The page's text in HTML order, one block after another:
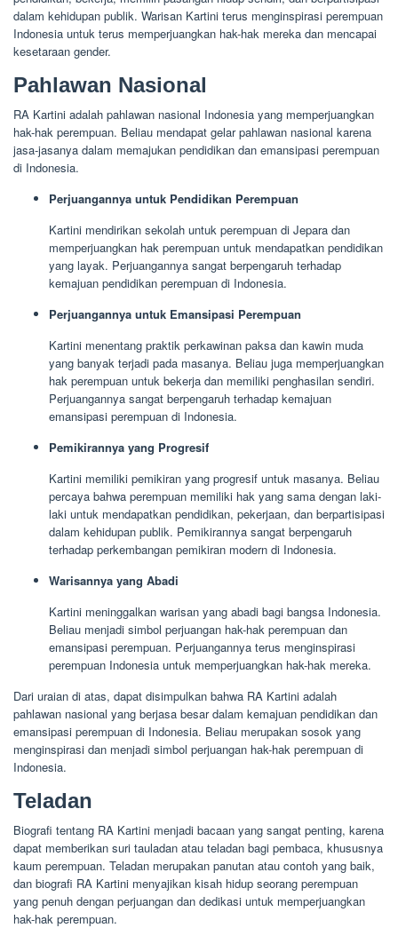
dalam kehidupan publik. Warisan Kartini terus menginspirasi perempuan
Indonesia untuk terus memperjuangkan hak-hak mereka dan mencapai
kesetaraan gender.
Pahlawan Nasional
RA Kartini adalah pahlawan nasional Indonesia yang memperjuangkan
hak-hak perempuan. Beliau mendapat gelar pahlawan nasional karena
jasa-jasanya dalam memajukan pendidikan dan emansipasi perempuan
di Indonesia.
Perjuangannya untuk Pendidikan Perempuan
Kartini mendirikan sekolah untuk perempuan di Jepara dan
memperjuangkan hak perempuan untuk mendapatkan pendidikan
yang layak. Perjuangannya sangat berpengaruh terhadap
kemajuan pendidikan perempuan di Indonesia.
Perjuangannya untuk Emansipasi Perempuan
Kartini menentang praktik perkawinan paksa dan kawin muda
yang banyak terjadi pada masanya. Beliau juga memperjuangkan
hak perempuan untuk bekerja dan memiliki penghasilan sendiri.
Perjuangannya sangat berpengaruh terhadap kemajuan
emansipasi perempuan di Indonesia.
Pemikirannya yang Progresif
Kartini memiliki pemikiran yang progresif untuk masanya. Beliau
percaya bahwa perempuan memiliki hak yang sama dengan laki-
laki untuk mendapatkan pendidikan, pekerjaan, dan berpartisipasi
dalam kehidupan publik. Pemikirannya sangat berpengaruh
terhadap perkembangan pemikiran modern di Indonesia.
Warisannya yang Abadi
Kartini meninggalkan warisan yang abadi bagi bangsa Indonesia.
Beliau menjadi simbol perjuangan hak-hak perempuan dan
emansipasi perempuan. Perjuangannya terus menginspirasi
perempuan Indonesia untuk memperjuangkan hak-hak mereka.
Dari uraian di atas, dapat disimpulkan bahwa RA Kartini adalah
pahlawan nasional yang berjasa besar dalam kemajuan pendidikan dan
emansipasi perempuan di Indonesia. Beliau merupakan sosok yang
menginspirasi dan menjadi simbol perjuangan hak-hak perempuan di
Indonesia.
Teladan
Biografi tentang RA Kartini menjadi bacaan yang sangat penting, karena
dapat memberikan suri tauladan atau teladan bagi pembaca, khususnya
kaum perempuan. Teladan merupakan panutan atau contoh yang baik,
dan biografi RA Kartini menyajikan kisah hidup seorang perempuan
yang penuh dengan perjuangan dan dedikasi untuk memperjuangkan
hak-hak perempuan.